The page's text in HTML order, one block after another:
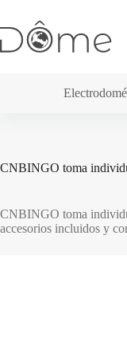
contenido
CNBINGO toma
CNBINGO toma
accesorios incluidos y